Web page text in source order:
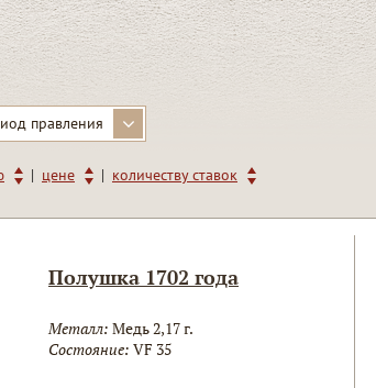
правления
| цене | количеству ставок
Полушка 1702 года
Металл: Медь 2,17 г.
Состояние: VF 35